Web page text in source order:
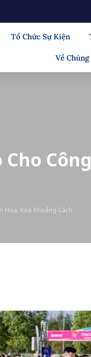
Tổ Chức Sự Kiện
Về
Hóa, Xóa Khoảng Cách